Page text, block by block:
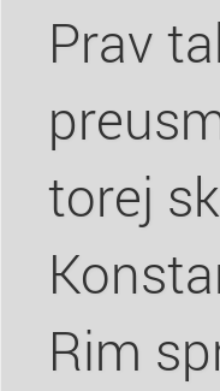
Prav
torej
Rim